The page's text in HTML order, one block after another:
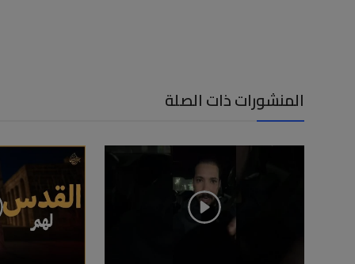
المنشورات ذات الصلة